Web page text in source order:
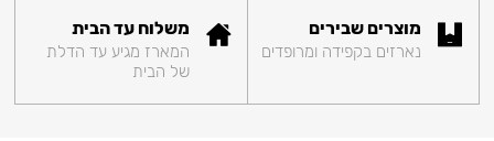
מוצרים שבירים
נארזים בקפידה ומרופדים
משלוח עד הבית
המארז מגיע עד הדלת
של הבית